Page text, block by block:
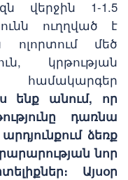
վերջին 1-1.5
ուղղված է
ոլորտում մեծ
կրթության
ենք անում, որ
դառնա
ձեռք
նոր
Այսօր